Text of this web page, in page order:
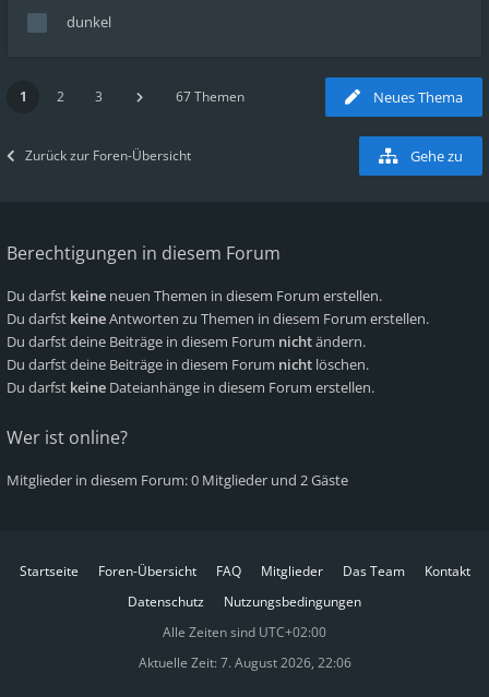
dunkel
Neues Thema
1 2 3 67 Themen
Zurück zur Foren-Übersicht Gehe zu
Berechtigungen in diesem Forum
Du darfst keine neuen Themen in diesem Forum erstellen.
Du darfst keineAntworten zu Themen in diesem Forum erstellen.
Du darfst deine Beiträge in diesem Forum nichtändern.
Du darfst deine Beiträge in diesem Forum nicht löschen.
Du darfst keine Dateianhänge in diesem Forum erstellen.
Wer ist online?
Mitglieder in diesem Forum: 0 Mitglieder und 2 Gäste
Startseite Foren-Übersicht FAQ Mitglieder Das Team
Kontakt
Datenschutz
Nutzungsbedingungen
Alle Zeiten sind UTC+02:00
Aktuelle Zeit: 7. August 2026, 22:06